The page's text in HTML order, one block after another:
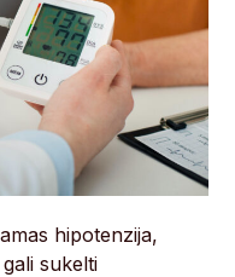
hipotenzija,
sukelti